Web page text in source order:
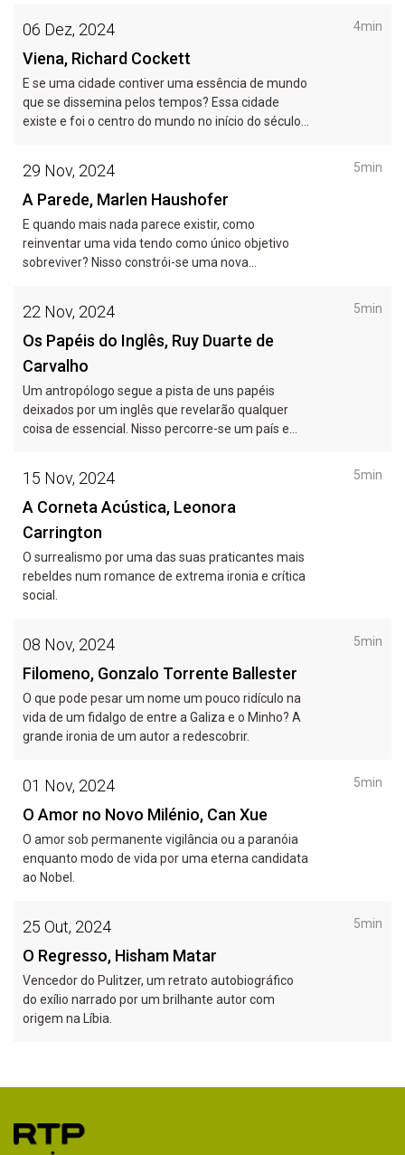
06 Dez, 2024
Viena, Richard Cockett
E se uma cidade contiver uma essência de mundo
que se dissemina pelos tempos? Essa cidade
existe e foi o centro do mundo no início do século
4min
29 Nov, 2024
A Parede, Marlen Haushofer
E quando mais nada parece existir, como
reinventar uma vida tendo como único objetivo
sobreviver? Nisso constrói-se uma nova
5min
22 Nov, 2024
Os Papéis do Inglês, Ruy Duarte de
Carvalho
Um antropólogo segue a pista de uns papéis
deixados por um inglês que revelarão qualquer
coisa de essencial. Nisso percorre-se um país e
5min
15 Nov, 2024
A Corneta Acústica, Leonora
Carrington
O surrealismo por uma das suas praticantes mais
rebeldes num romance de extrema ironia e crítica
social.
5min
08 Nov, 2024
Filomeno, Gonzalo Torrente Ballester
O que pode pesar um nome um pouco ridículo na
vida de um fidalgo de entre a Galiza e o Minho? A
grande ironia de um autor a redescobrir.
5min
01 Nov, 2024
O Amor no Novo Milénio, Can Xue
O amor sob permanente vigilância ou a paranóia
enquanto modo de vida por uma eterna candidata
ao Nobel.
5min
25 Out, 2024
O Regresso, Hisham Matar
Vencedor do Pulitzer, um retrato autobiográfico
do exílio narrado por um brilhante autor com
origem na Líbia.
5min